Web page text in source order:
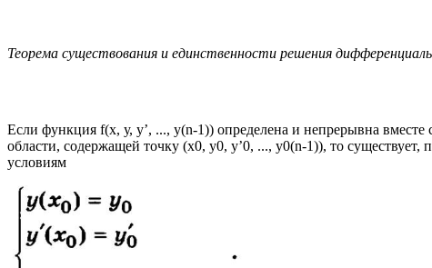
Теорема существования и единственности решения
Если функция f(x, у, y’, ..., y(n-1)) определена и непрерывна
области, содержащей точку (x0, y0, y’0, ..., y0(n-1)), то
условиям